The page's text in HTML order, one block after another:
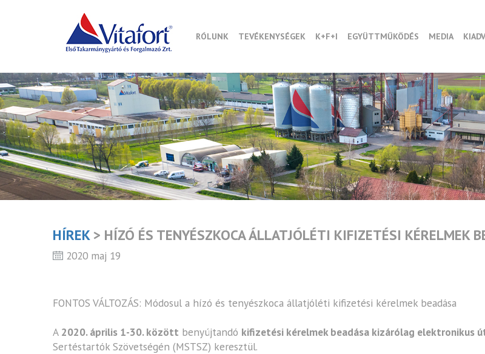
RÓLUNK TEVÉKENYSÉGEK K+F+I EGYÜTTMŰKÖDÉS MEDIA
HÍREK> HÍZÓ ÉS TENYÉSZKOCA ÁLLATJÓLÉTI KIFIZETÉSI KÉRELMEK
2020 maj 19
FONTOS VÁLTOZÁS: Módosul a hízó és tenyészkoca állatjóléti kifizetési kérelmek beadása
A 2020. április 1-30. között benyújtandó kifizetési kérelmek beadása kizárólag elektronikus
Sertéstartók Szövetségén (MSTSZ) keresztül.